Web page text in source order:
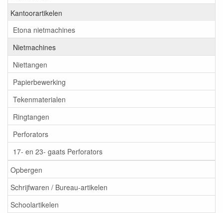
Kantoorartikelen
Etona nietmachines
Nietmachines
Niettangen
Papierbewerking
Tekenmaterialen
Ringtangen
Perforators
17- en 23- gaats Perforators
Opbergen
Schrijfwaren / Bureau-artikelen
Schoolartikelen